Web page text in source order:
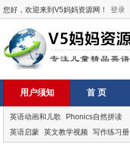
您好，欢迎来到V5妈妈资源网！ 登录
用户须知 首 页
英语动画和儿歌
Phonics自然拼读
英语启蒙 英文教学视频 写作练习册